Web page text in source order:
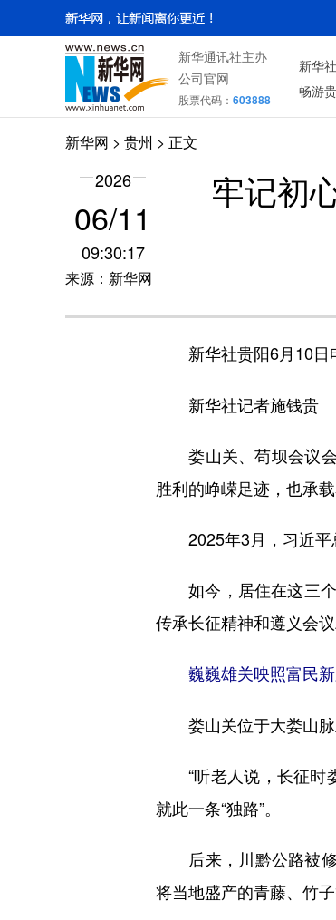
新华通讯社主办
公司官网
股票代码： 603888
新华
畅游
新华网 > 贵州 > 正文
2026
06/11
09:30:17
来源：新华网
牢记初
新华社贵阳6月10日
新华社记者施钱贵
娄山关、苟坝会议会
胜利的峥嵘足迹，也承
2025年3月，习近平
如今，居住在这三个
传承长征精神和遵义会
巍巍雄关映照富民
娄山关位于大娄山脉
“听老人说，长征时
就此一条“独路”。
后来，川黔公路被修
将当地盛产的青藤、竹